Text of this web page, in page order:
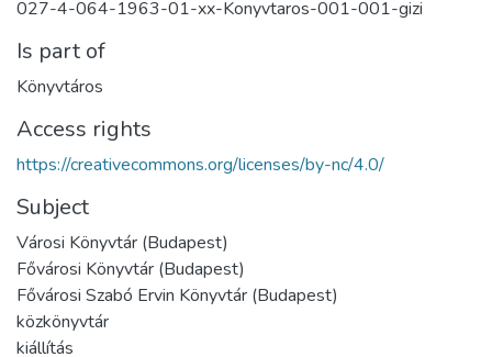
027-4-064-1963-01-xx-Konyvtaros-001-001-gizi
Is part of
Könyvtáros
Access rights
https://creativecommons.org/licenses/by-nc/4.0/
Subject
Városi Könyvtár (Budapest)
Fővárosi Könyvtár (Budapest)
Fővárosi Szabó Ervin Könyvtár (Budapest)
közkönyvtár
kiállítás